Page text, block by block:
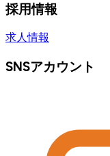
採用情報
求人情報
SNSアカウント